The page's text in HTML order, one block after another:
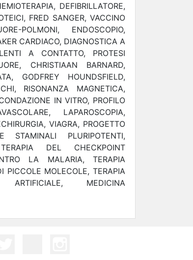
DEFIBRILLATORE,
FRED SANGER, VACCINO
POLMONI, ENDOSCOPIO,
CARDIACO, DIAGNOSTICA A
A CONTATTO, PROTESI
CHRISTIAAN BARNARD,
GODFREY HOUNDSFIELD,
RISONANZA MAGNETICA,
IN VITRO, PROFILO
LAPAROSCOPIA,
VIAGRA, PROGETTO
STAMINALI PLURIPOTENTI,
DEL CHECKPOINT
LA MALARIA, TERAPIA
PICCOLE MOLECOLE, TERAPIA
ARTIFICIALE, MEDICINA